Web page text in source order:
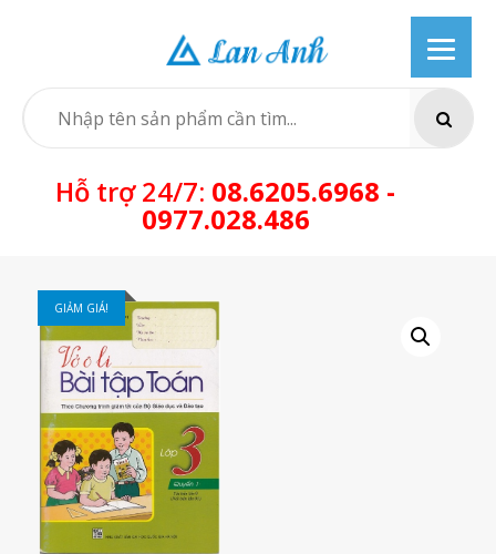
SEARCH
Hỗ trợ 24/7: 08.6205.6968 -
0977.028.486
GIẢM GIÁ!